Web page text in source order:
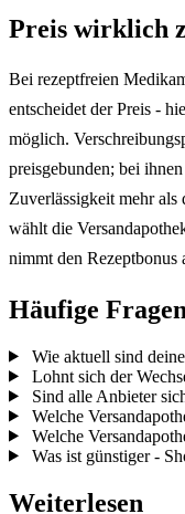
Preis wirklich
Bei rezeptfreien
entscheidet der Preis -
möglich.
preisgebunden; bei
Zuverlässigkeit mehr als
wählt die
nimmt den Rezeptbonus
Häufige Fragen
Wie aktuell sind
Lohnt sich der
Sind alle Anbieter
Welche
Welche
Was ist günstiger -
Weiterlesen